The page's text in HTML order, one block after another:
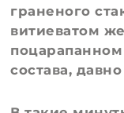
граненого
витиеватом
состава,